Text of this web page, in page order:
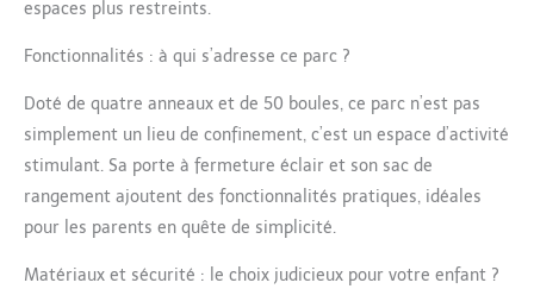
【Matériau sûr】Le
fabriqué en tissu
oxford de haute
qualité, non toxique et
inoffensif, sûr et sain.
【Détaillé design】Les
quatre coins sont
pour empêcher votre
espaces plus restreints.
Fonctionnalités : à qui s’adresse ce parc ?
Doté de quatre anneaux et de 50 boules, ce parc n’est pas
simplement un lieu de confinement, c’est un espace d’activité
stimulant. Sa porte à fermeture éclair et son sac de
rangement ajoutent des fonctionnalités pratiques, idéales
pour les parents en quête de simplicité.
Matériaux et sécurité : le choix judicieux pour votre enfant ?